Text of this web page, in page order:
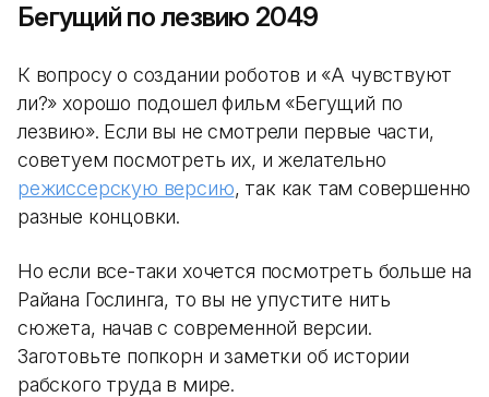
Бегущий по лезвию 2049
К вопросу о создании роботов и «А чувствуют
ли?» хорошо подошел фильм «Бегущий по
лезвию». Если вы не смотрели первые части,
советуем посмотреть их, и желательно
режиссерскую версию, так как там совершенно
разные концовки.
Но если все-таки хочется посмотреть больше на
Райана Гослинга, то вы не упустите нить
сюжета, начав с современной версии.
Заготовьте попкорн и заметки об истории
рабского труда в мире.